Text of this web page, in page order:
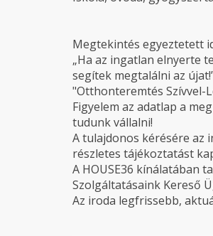
Megtekintés egyeztetett
„Ha az ingatlan elnyerte
segítek megtalálni az
"Otthonteremtés Szívvel-
Figyelem az adatlap a
tudunk vállalni!
A tulajdonos kérésére az
részletes tájékoztatást
A HOUSE36 kínálatában
Szolgáltatásaink Kereső
Az iroda legfrissebb,